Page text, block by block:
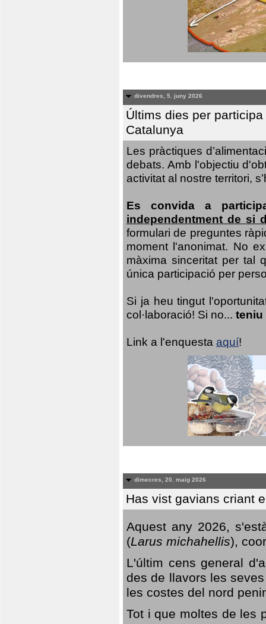
divendres, 5. juny 2026
Últims dies per
Catalunya
Les pràctiques
debats. Amb l'objectiu
activitat al nostre territori,
Es convida a
independentment de si
formulari de preguntes
moment l'anonimat. No
màxima sinceritat per tal
única participació per
Si ja heu tingut
col·laboració! Si no... teniu
Link a l'enquesta aquí!
dimecres, 20. maig 2026
Has vist gavians criant
Aquest any 2026,
(Larus michahellis),
L'últim cens general
des de llavors les
les costes del nord
Tot i que moltes de les